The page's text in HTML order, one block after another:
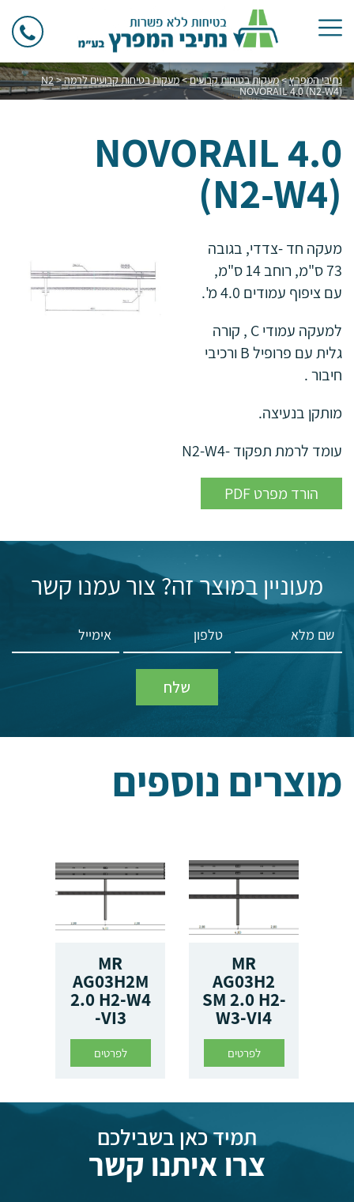
נתיבי המפרץ>מעקות בטיחות קבועים>מעקות בטיחות קבועים לרמה N2>
NOVORAIL 4.0 (N2-W4)
NOVORAIL 4.0
(N2-W4)
מעקה חד -צדדי, בגובה
73 ס"מ, רוחב 14 ס"מ,
עם ציפוף עמודים 4.0 מ'.
למעקה עמודי C , קורה
גלית עם פרופיל B ורכיבי
חיבור .
מותקן בנעיצה.
עומד לרמת תפקוד -N2-W4
PDF הורד מפרט
מעוניין במוצר זה? צור עמנו קשר
מוצרים נוספים
MR
AG03H2
SM 2.0 H2-
W3-VI4
לפרטים
MR
AG03H2M
2.0 H2-W4
-VI3
לפרטים
תמיד כאן בשבילכם
צרו איתנו קשר